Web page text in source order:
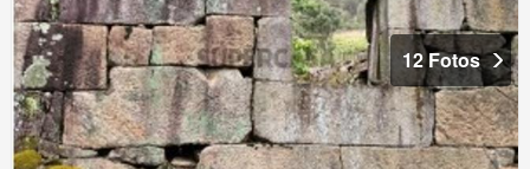
12 Fotos